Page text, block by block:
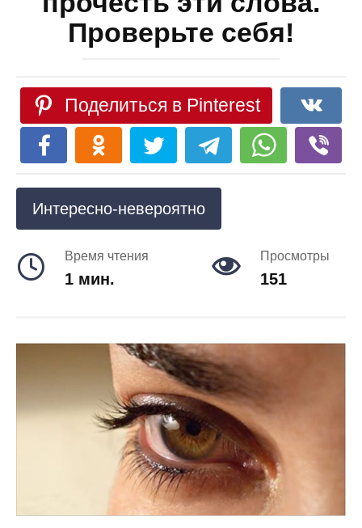
Проверьте себя!
Поделиться в Pinterest
Интересно-невероятно
Время чтения
1 мин.
Просмотры
151